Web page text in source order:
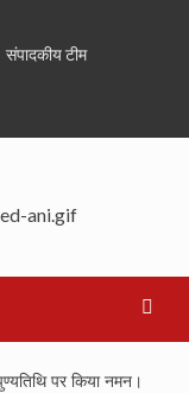
संपादकीय टीम
पर किया नमन।